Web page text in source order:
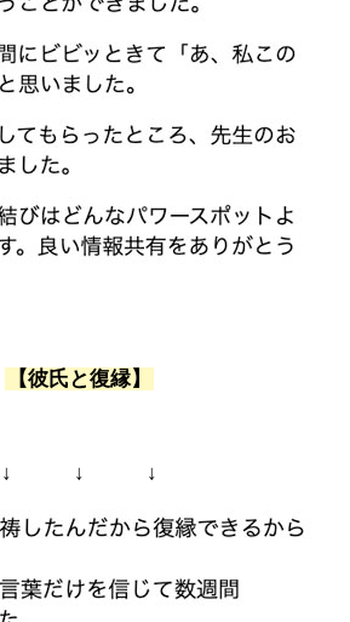
【彼氏と復縁】
↓ ↓ ↓